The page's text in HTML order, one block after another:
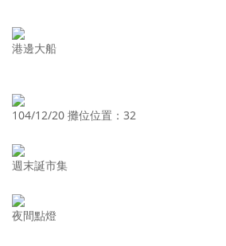
港邊大船
104/12/20 攤位位置：32
週末誕市集
夜間點燈